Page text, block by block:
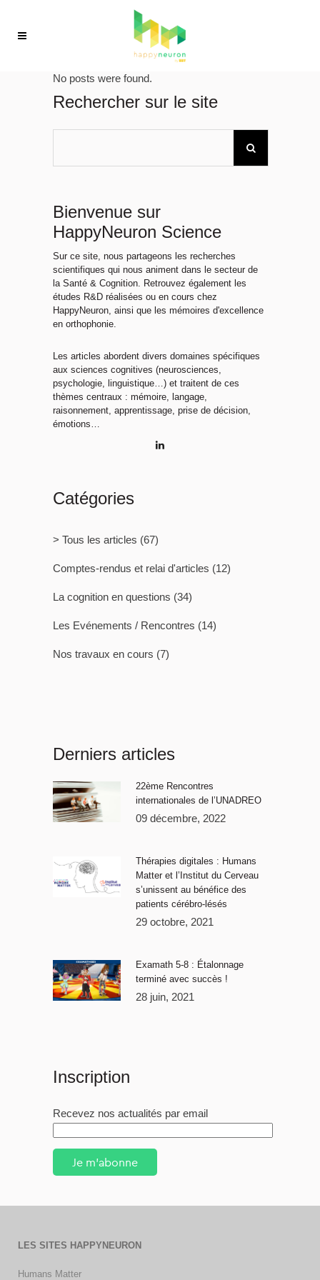
No posts were found.
Rechercher sur le site
Bienvenue sur
HappyNeuron Science
Sur ce site, nous partageons les recherches
scientifiques qui nous animent dans le secteur de
la Santé & Cognition. Retrouvez également les
études R&D réalisées ou en cours chez
HappyNeuron, ainsi que les mémoires d'excellence
en orthophonie.
Les articles abordent divers domaines spécifiques
aux sciences cognitives (neurosciences,
psychologie, linguistique…) et traitent de ces
thèmes centraux : mémoire, langage,
raisonnement, apprentissage, prise de décision,
émotions…
Catégories
> Tous les articles (67)
Comptes-rendus et relai d'articles (12)
La cognition en questions (34)
Les Evénements / Rencontres (14)
Nos travaux en cours (7)
Derniers articles
22ème Rencontres
internationales de l’UNADREO
09 décembre, 2022
Thérapies digitales : Humans
Matter et l’Institut du Cerveau
s’unissent au bénéfice des
patients cérébro-lésés
29 octobre, 2021
Examath 5-8 : Étalonnage
terminé avec succès !
28 juin, 2021
Inscription
Recevez nos actualités par email
Je m'abonne
LES SITES HAPPYNEURON
Humans Matter